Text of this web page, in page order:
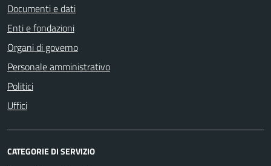
Documenti e dati
Enti e fondazioni
Organi di governo
Personale amministrativo
Politici
Uffici
CATEGORIE DI SERVIZIO